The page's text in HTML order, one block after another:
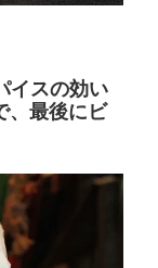
イスの効い
、最後にビ